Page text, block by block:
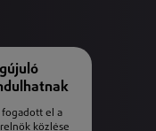
el a
közlése